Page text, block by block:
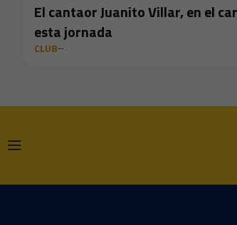
El cantaor Juanito Villar, en el
esta jornada
CLUB